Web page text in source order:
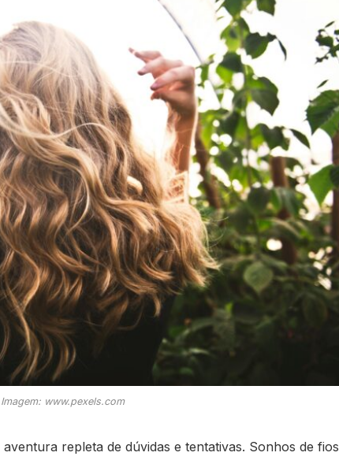
Imagem: www.pexels.com
repleta de dúvidas e tentativas. Sonhos de fios